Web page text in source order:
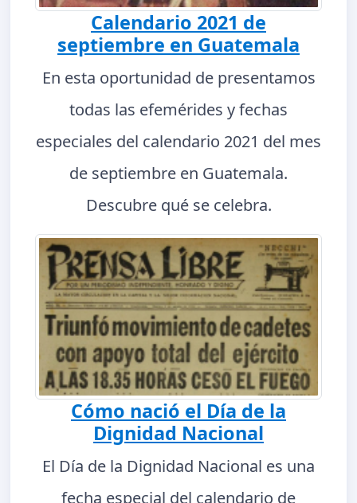
Calendario 2021 de
septiembre en Guatemala
En esta oportunidad de presentamos
todas las efemérides y fechas
especiales del calendario 2021 del mes
de septiembre en Guatemala.
Descubre qué se celebra.
Cómo nació el Día de la
Dignidad Nacional
El Día de la Dignidad Nacional es una
fecha especial del calendario de